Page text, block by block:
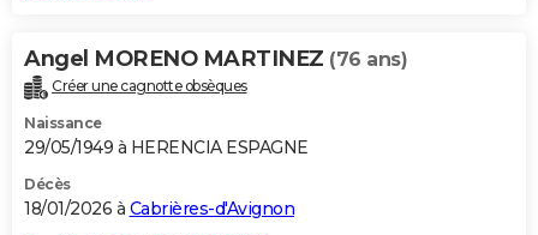
Angel MORENO MARTINEZ (76 ans)
Créer une cagnotte obsèques
Naissance
29/05/1949 à HERENCIA ESPAGNE
Décès
18/01/2026 à Cabrières-d'Avignon